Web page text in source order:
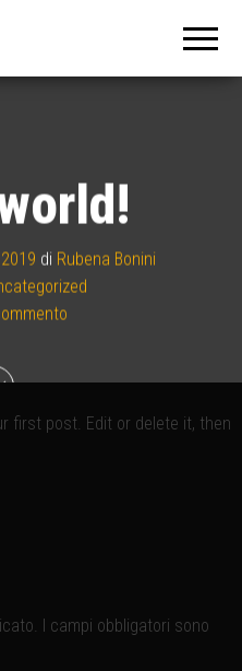
di Rubena Bonini
first post. Edit or delete it, then
I campi obbligatori sono